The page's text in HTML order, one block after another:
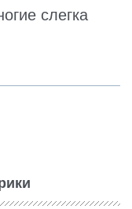
слегка